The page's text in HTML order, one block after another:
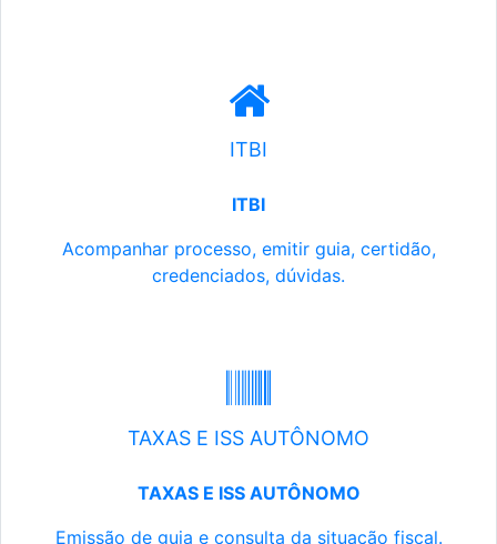
ITBI
ITBI
Acompanhar processo, emitir guia, certidão,
credenciados, dúvidas.
TAXAS E ISS AUTÔNOMO
TAXAS E ISS AUTÔNOMO
Emissão de guia e consulta da situação fiscal.